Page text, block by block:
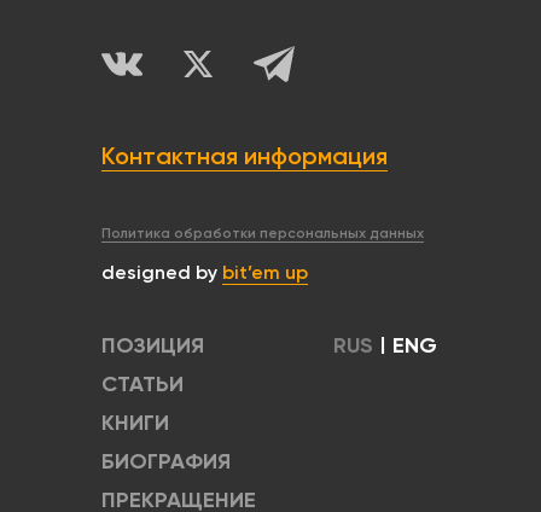
Контактная информация
Политика обработки персональных данных
designed by bit’em up
ПОЗИЦИЯ
СТАТЬИ
КНИГИ
БИОГРАФИЯ
ПРЕКРАЩЕНИЕ
RUS | ENG